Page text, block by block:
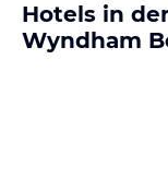
Hotels in
Wyndham